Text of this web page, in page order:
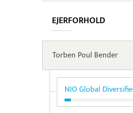
EJERFORHOLD
Torben Poul Bender
NIO Global